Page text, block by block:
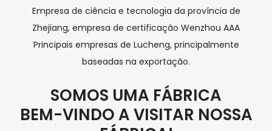
Empresa de ciência e tecnologia da província de
Zhejiang, empresa de certificação Wenzhou AAA
Principais empresas de Lucheng, principalmente
baseadas na exportação.
SOMOS UMA FÁBRICA
BEM-VINDO A VISITAR NOSSA